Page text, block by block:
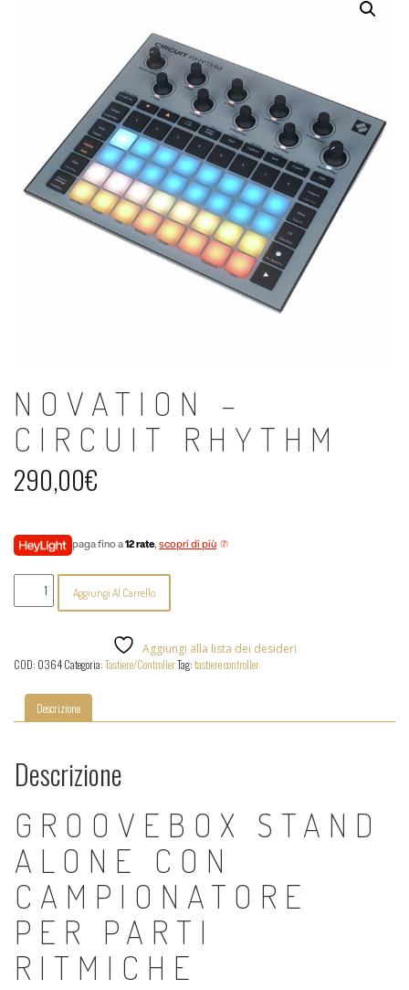
NOVATION –
CIRCUIT RHYTHM
290,00€
paga fino a12 rate, scopri di più
Novation
Circuit
Aggiungi Al Carrello
Aggiungi alla lista dei desideri
COD: 0364Categoria:Tastiere/ControllerTag:tastiere controller
Descrizione
Descrizione
GROOVEBOX STAND
ALONE CON
CAMPIONATORE
PER PARTI
RITMICHE